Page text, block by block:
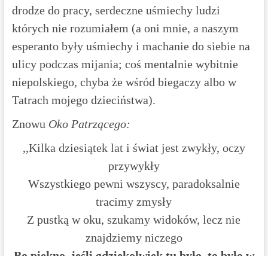
drodze do pracy, serdeczne uśmiechy ludzi
których nie rozumiałem (a oni mnie, a naszym
esperanto były uśmiechy i machanie do siebie na
ulicy podczas mijania; coś mentalnie wybitnie
niepolskiego, chyba że wśród biegaczy albo w
Tatrach mojego dzieciństwa).
Znowu Oko Patrzącego:
,,Kilka dziesiątek lat i świat jest zwykły, oczy
przywykły
Wszystkiego pewni wszyscy, paradoksalnie
tracimy zmysły
Z pustką w oku, szukamy widoków, lecz nie
znajdziemy niczego